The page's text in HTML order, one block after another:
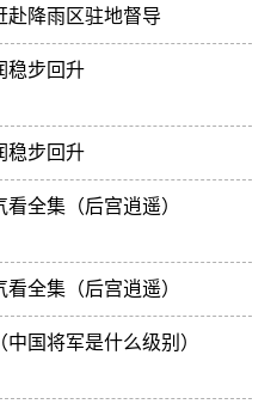
赴降雨区驻地督导
稳步回升
稳步回升
全集（后宫逍遥）
全集（后宫逍遥）
国将军是什么级别）